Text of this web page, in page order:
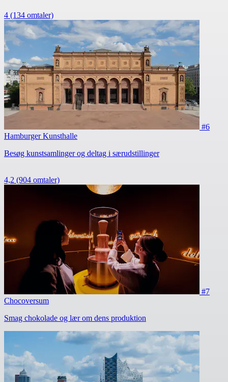
4 (134 omtaler)
#6
Hamburger Kunsthalle
Besøg kunstsamlinger og deltag i særudstillinger
4,2 (904 omtaler)
#7
Chocoversum
Smag chokolade og lær om dens produktion